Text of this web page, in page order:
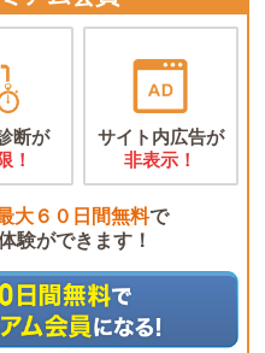
断が
！
サイト内広告が
非表示！
大６０日間無料で
験ができます！